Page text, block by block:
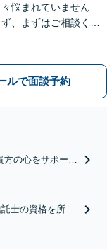
悩まれていません
、まずはご相談くだ
としてどういった解決
案します。
ルで面談予約
方の心をサポート
的に疲弊してしま
託士の資格を所